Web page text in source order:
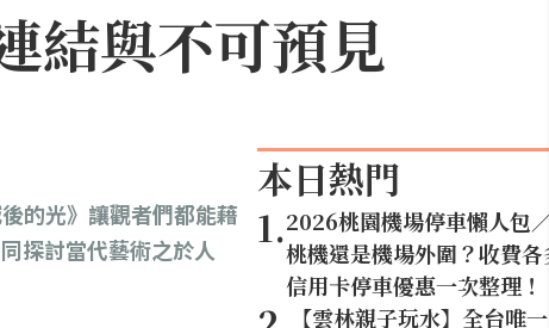
結與不可預見
的光》讓觀者們都能藉
探討當代藝術之於人
本日熱門
1.2026桃園機場停車懶人包
桃機還是機場外圍？收費
信用卡停車優惠一次整理！
【雲林親子玩水】全台唯